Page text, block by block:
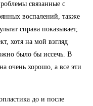
связанные с
воспалений, также
справа показывает,
хотя на мой взгляд
было бы иссечь. В
очень хорошо, а все эти